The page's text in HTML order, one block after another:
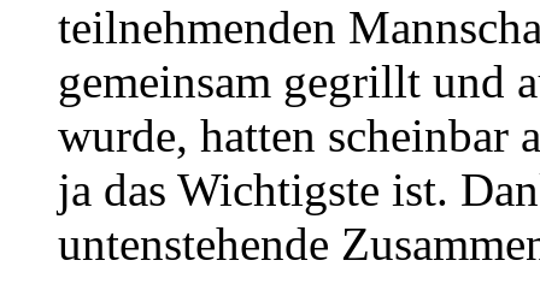
teilnehmenden
gemeinsam gegrillt und
wurde, hatten scheinbar
ja das Wichtigste ist.
untenstehende